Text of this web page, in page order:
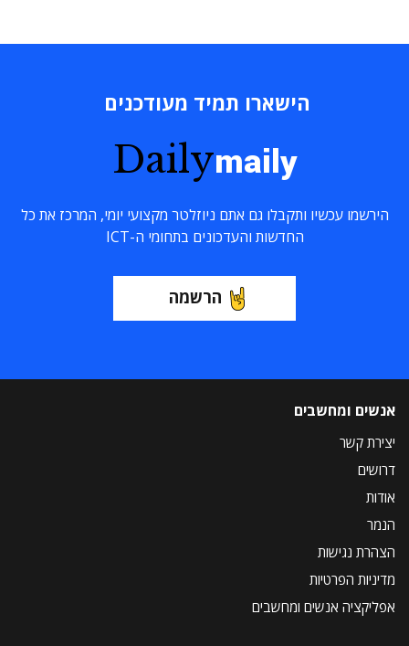
הישארו תמיד מעודכנים
Dailymaily
הירשמו עכשיו ותקבלו גם אתם ניוזלטר מקצועי יומי, המרכז את כל
החדשות והעדכונים בתחומי ה-ICT
הרשמה
אנשים ומחשבים
יצירת קשר
דרושים
אודות
הנמר
הצהרת נגישות
מדיניות הפרטיות
אפליקציה אנשים ומחשבים